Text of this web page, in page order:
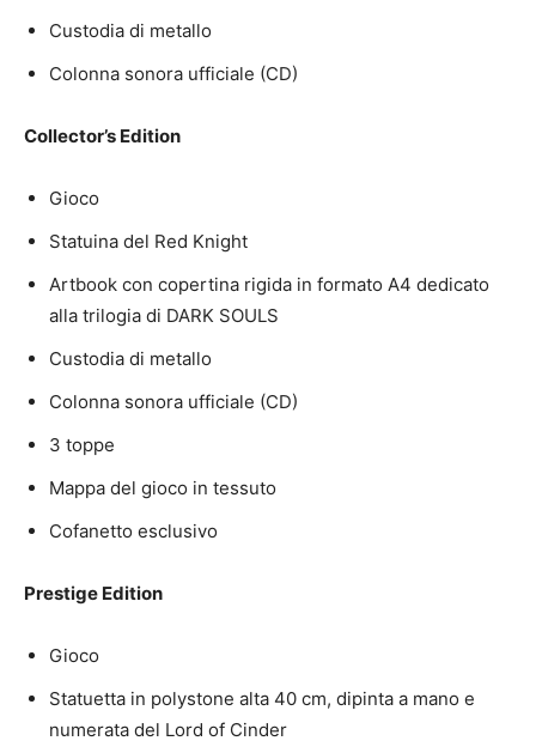
Custodia di metallo
Colonna sonora ufficiale (CD)
Collector’s Edition
Gioco
Statuina del Red Knight
Artbook con copertina rigida in formato A4 dedicato
alla trilogia di DARK SOULS
Custodia di metallo
Colonna sonora ufficiale (CD)
3 toppe
Mappa del gioco in tessuto
Cofanetto esclusivo
Prestige Edition
Gioco
Statuetta in polystone alta 40 cm, dipinta a mano e
numerata del Lord of Cinder